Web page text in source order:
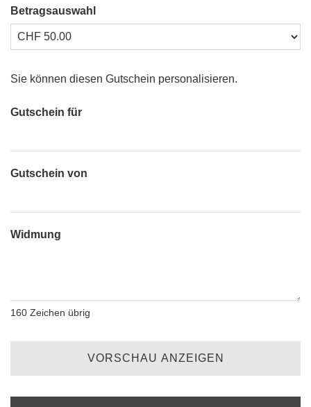
Betragsauswahl
Sie können diesen Gutschein personalisieren.
Gutschein für
Gutschein von
Widmung
160 Zeichen übrig
VORSCHAU ANZEIGEN